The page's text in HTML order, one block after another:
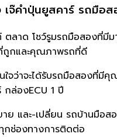
เจ๊คำปุ่นยูสคาร์ รถมือ
ตลาด โชว์รูมรถมือสองที่มี
ถูกและคุณภาพรถที่ดี
ใจว่าจะได้รับรถมือสองที่มี
กล่องECU 1 ปี
ย และ-เปลี่ยน รถบ้านมือส
กช่องทางการติดต่อ